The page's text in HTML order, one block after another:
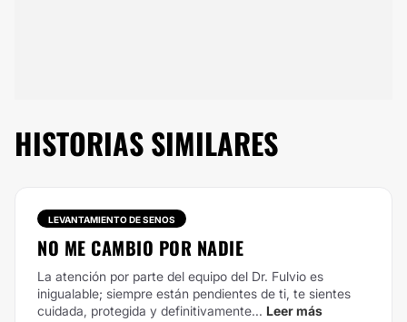
HISTORIAS SIMILARES
LEVANTAMIENTO DE SENOS
NO ME CAMBIO POR NADIE
La atención por parte del equipo del Dr. Fulvio es
inigualable; siempre están pendientes de ti, te sientes
cuidada, protegida y definitivamente... Leer más